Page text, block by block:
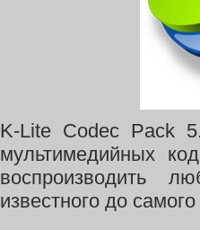
K-Lite Codec Pack
мультимедийных
воспроизводить
известного до